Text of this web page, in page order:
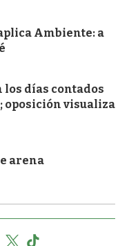
Ambiente: a
los días contados
oposición visualiza
arena